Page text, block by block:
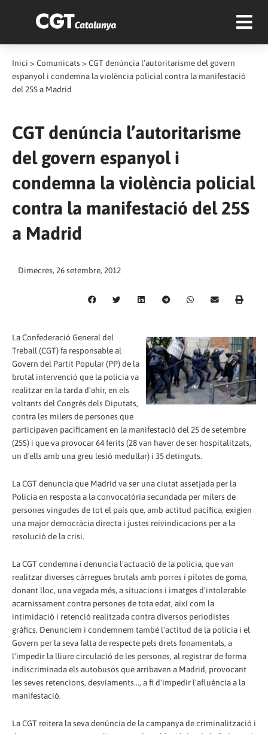
Inici > Comunicats > CGT denúncia l’autoritarisme del govern
espanyol i condemna la violència policial contra la manifestació
del 25S a Madrid
CGT denúncia l’autoritarisme
del govern espanyol i
condemna la violència policial
contra la manifestació del 25S
a Madrid
Dimecres, 26 setembre, 2012
La Confederació General del
Treball (CGT) fa responsable al
Govern del Partit Popular (PP) de la
brutal intervenció que la policia va
realitzar en la tarda d'ahir, en els
voltants del Congrés dels Diputats,
contra les milers de persones que
participaven pacíficament en la manifestació del 25 de setembre
(25S) i que va provocar 64 ferits (28 van haver de ser hospitalitzats,
un d'ells amb una greu lesió medul·lar) i 35 detinguts.
La CGT denuncia que Madrid va ser una ciutat assetjada per la
Policia en resposta a la convocatòria secundada per milers de
persones vingudes de tot el país que, amb actitud pacífica, exigien
una major democràcia directa i justes reivindicacions per a la
resolució de la crisi.
La CGT condemna i denuncia l'actuació de la policia, que van
realitzar diverses càrregues brutals amb porres i pilotes de goma,
donant lloc, una vegada més, a situacions i imatges d'intolerable
acarnissament contra persones de tota edat, així com la
intimidació i retenció realitzada contra diversos periodistes
gràfics. Denunciem i condemnem també l'actitud de la policia i el
Govern per la seva falta de respecte pels drets fonamentals, a
l'impedir la lliure circulació de les persones, al registrar de forma
indiscriminada els autobusos que arribaven a Madrid, provocant
les seves retencions, desviaments..., a fi d'impedir l'afluència a la
manifestació.
La CGT reitera la seva denúncia de la campanya de criminalització i